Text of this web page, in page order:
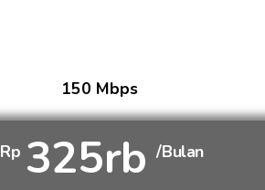
150 Mbps
Rp 325rb /Bulan